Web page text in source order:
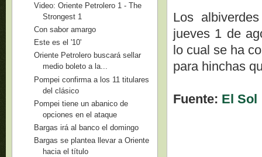
Los
jueves 1 de
lo cual se ha
para hinchas
Fuente: El Sol
Video: Oriente Petrolero 1 - The
Strongest 1
Con sabor amargo
Este es el '10'
Oriente Petrolero buscará sellar
medio boleto a la...
Pompei confirma a los 11 titulares
del clásico
Pompei tiene un abanico de
opciones en el ataque
Bargas irá al banco el domingo
Bargas se plantea llevar a Oriente
hacia el título